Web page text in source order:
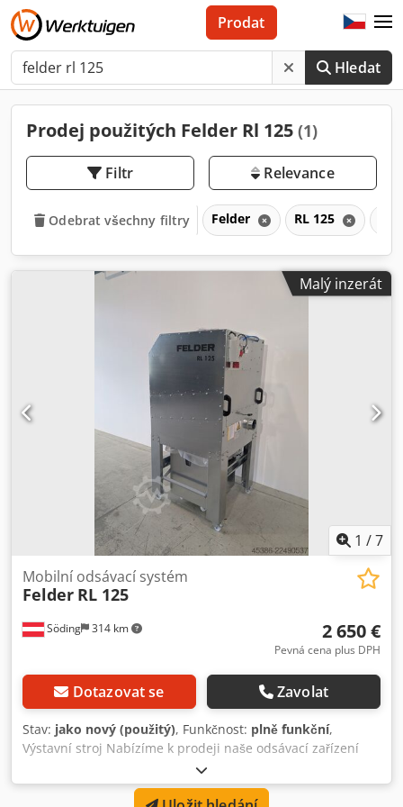
Hledat
Prodat
Prodej použitých Felder Rl 125 (1)
Filtr Relevance
Odebrat všechny filtry Felder RL 125
Malý inzerát
1 /7
Söding 314 km
Mobilní odsávací systém
Felder RL 125
2 650 €
Pevná cena plus DPH
Dotazovat se Zavolat
Stav: jako nový (použitý), Funkčnost: plně funkční,
Výstavní stroj Nabízíme k prodeji naše odsávací zařízení
Felder RL-125 z naší vzorkové místnosti, s maximálním
průtokem vzduchu 1900 m³/h. Odsávací zařízení je v